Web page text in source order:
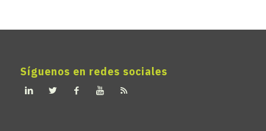
Síguenos en redes sociales